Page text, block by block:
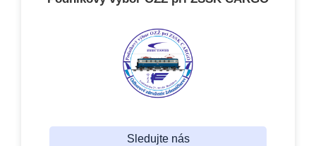
Sledujte nás